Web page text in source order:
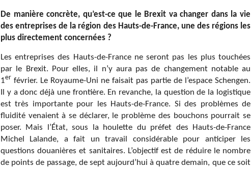
De manière concrète, qu’est-ce que le Brexit va changer dans la vie
des entreprises de la région des Hauts-de-France, une des régions les
plus directement concernées ?
Les entreprises des Hauts-de-France ne seront pas les plus touchées
par le Brexit. Pour elles, il n’y aura pas de changement notable au
1er février. Le Royaume-Uni ne faisait pas partie de l’espace Schengen.
Il y a donc déjà une frontière. En revanche, la question de la logistique
est très importante pour les Hauts-de-France. Si des problèmes de
fluidité venaient à se déclarer, le problème des bouchons pourrait se
poser. Mais l’État, sous la houlette du préfet des Hauts-de-France
Michel Lalande, a fait un travail considérable pour anticiper les
questions douanières et sanitaires. L’objectif est de réduire le nombre
de points de passage, de sept aujourd’hui à quatre demain, que ce soit